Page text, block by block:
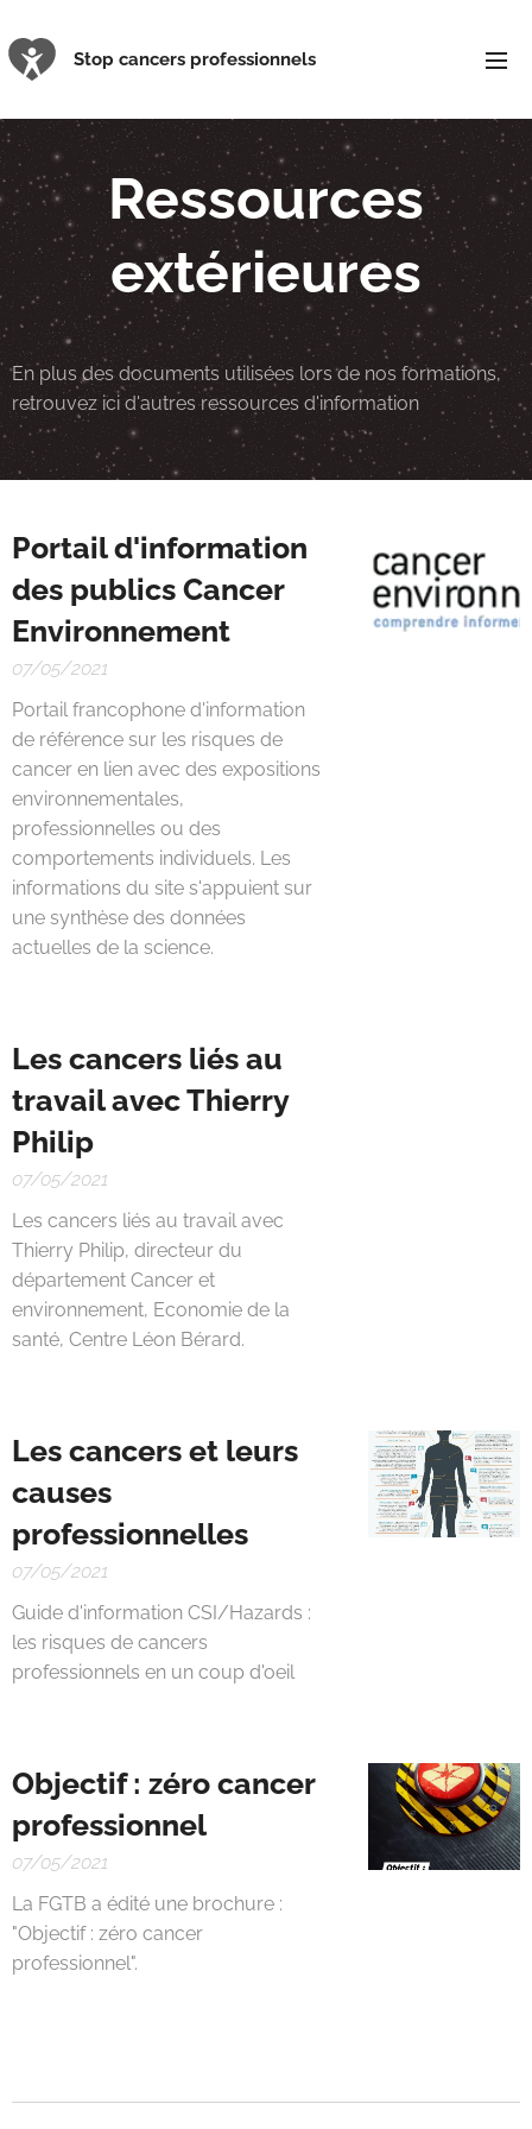
Stop cancers professionnels
Ressources
extérieures
En plus des documents utilisées lors de nos formations,
retrouvez ici d'autres ressources d'information
Portail d'information
des publics Cancer
Environnement
07/05/2021
Portail francophone d'information
de référence sur les risques de
cancer en lien avec des expositions
environnementales,
professionnelles ou des
comportements individuels. Les
informations du site s'appuient sur
une synthèse des données
actuelles de la science.
Les cancers liés au
travail avec Thierry
Philip
07/05/2021
Les cancers liés au travail avec
Thierry Philip, directeur du
département Cancer et
environnement, Economie de la
santé, Centre Léon Bérard.
Les cancers et leurs
causes
professionnelles
07/05/2021
Guide d'information CSI/Hazards :
les risques de cancers
professionnels en un coup d'oeil
Objectif : zéro cancer
professionnel
07/05/2021
La FGTB a édité une brochure :
"Objectif : zéro cancer
professionnel".